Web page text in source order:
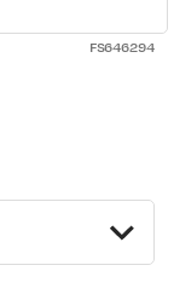
FS646294